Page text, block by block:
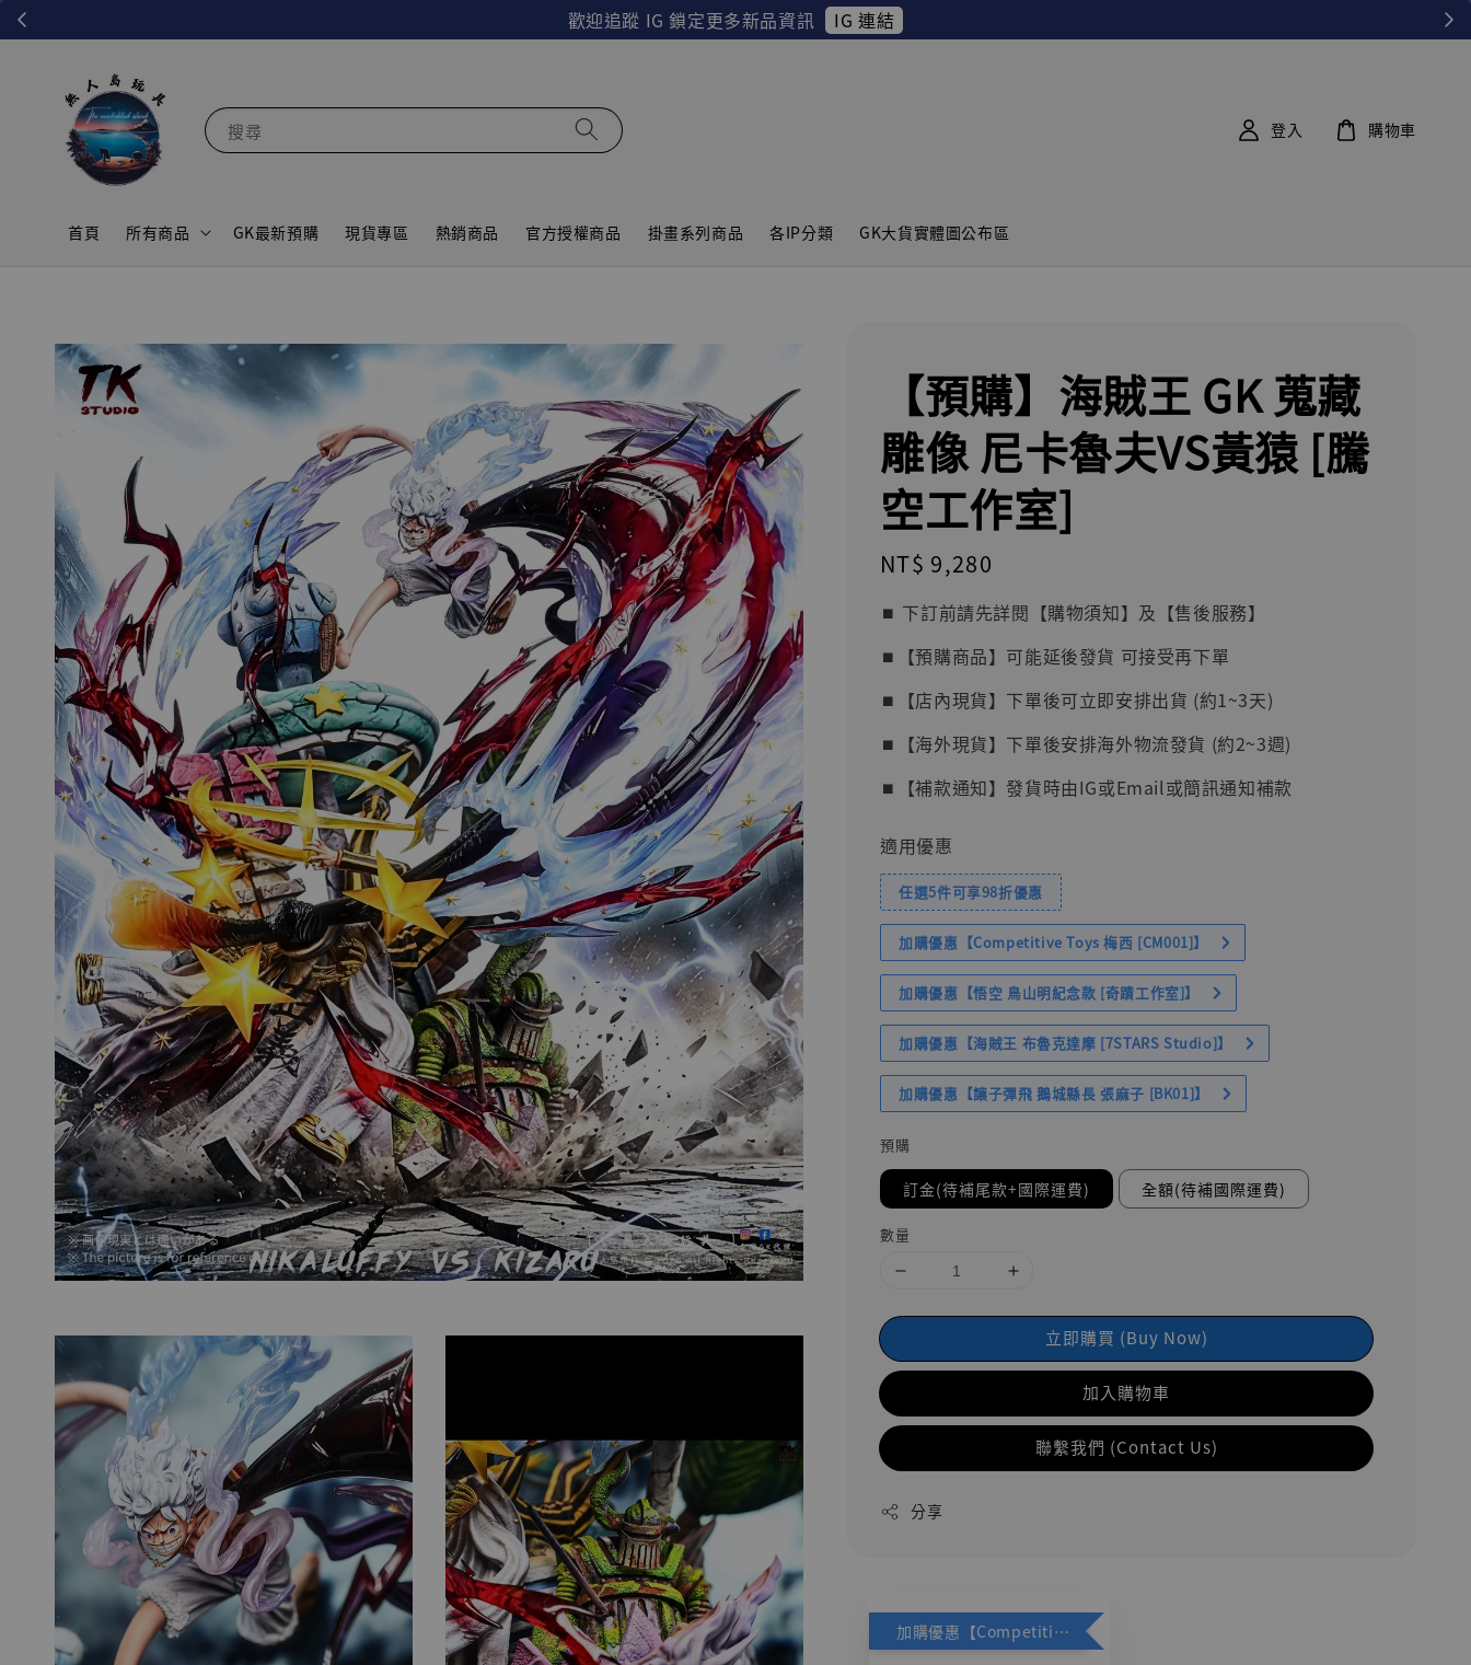
歡迎追蹤 IG 鎖定更多新品資訊 IG 連結
搜尋
首頁 所有商品 GK最新預購 現貨專區 熱銷商品 官方授權商品 掛畫系列商品 各IP分類 GK大貨實體圖公布區
登入 購物車
【預購】海賊王 GK 蒐藏
雕像 尼卡魯夫VS黃猿 [騰
空工作室]
Regular
price
NT$ 9,280
⏹︎ 下訂前請先詳閱【購物須知】及【售後服務】
⏹︎【預購商品】可能延後發貨 可接受再下單
⏹︎【店內現貨】下單後可立即安排出貨 (約1~3天)
⏹︎【海外現貨】下單後安排海外物流發貨 (約2~3週)
⏹︎【補款通知】發貨時由IG或Email或簡訊通知補款
適用優惠
任選5件可享98折優惠
加購優惠【Competitive Toys 梅西 [CM001]】
加購優惠【悟空 鳥山明紀念款 [奇蹟工作室]】
加購優惠【海賊王 布魯克達摩 [7STARS Studio]】
加購優惠【讓子彈飛 鵝城縣長 張麻子 [BK01]】
預購
訂金(待補尾款+國際運費) 全額(待補國際運費)
數量
立即購買 (Buy Now)
加入購物車
聯繫我們 (Contact Us)
分享
加購優惠【Competitive Toys 梅西 [CM001]】